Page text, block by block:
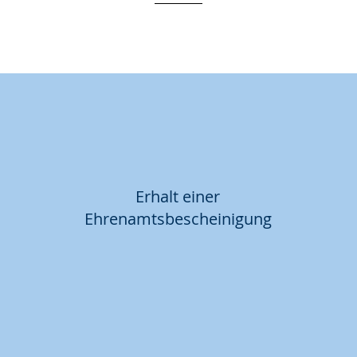
Erhalt einer
Ehrenamtsbescheinigung